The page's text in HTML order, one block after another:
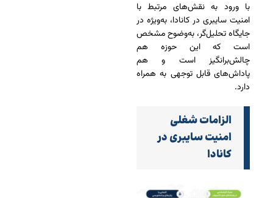
با ورود به نقش‌های مرتبط با
امنیت سایبری در کانادا، به‌ویژه در
جایگاه تحلیل‌گر، به‌وضوح مشخص
است که این حوزه هم
چالش‌برانگیز است و هم
پاداش‌های قابل توجهی به همراه
دارد.
الزامات شغلی
امنیت سایبری در
کانادا